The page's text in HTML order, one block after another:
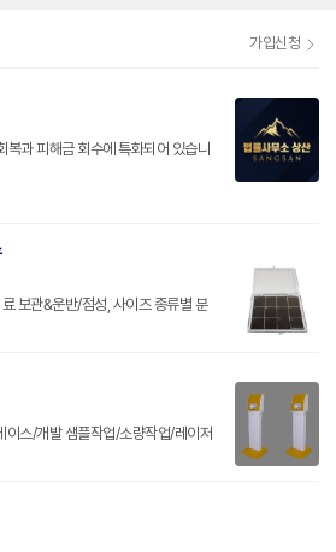
가입신청
과 피해금 회수에 특화되어 있습니
보관&운반/점성, 사이즈 종류별 분
이스/개발 샘플작업/소량작업/레이저